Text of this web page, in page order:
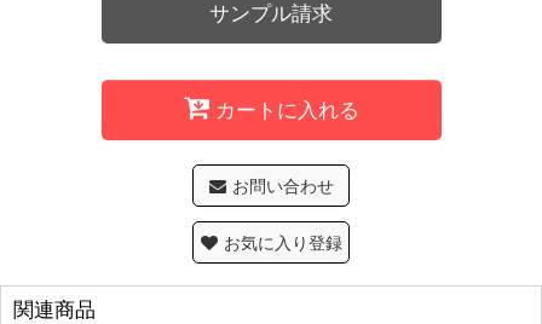
サンプル請求
カートに入れる
お問い合わせ
お気に入り登録
関連商品